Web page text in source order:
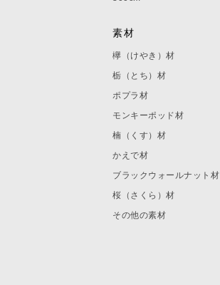
素材
欅（けやき）材
栃（とち）材
ポプラ材
モンキーポッド材
楠（くす）材
かえで材
ブラックウォールナット材
桜（さくら）材
その他の素材